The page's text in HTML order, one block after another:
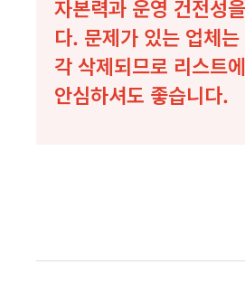
자본력과 운영 건전성
다. 문제가 있는 업체
각 삭제되므로 리스트
안심하셔도 좋습니다.